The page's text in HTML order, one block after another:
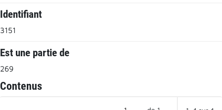
Identifiant
3151
Est une partie de
269
Contenus